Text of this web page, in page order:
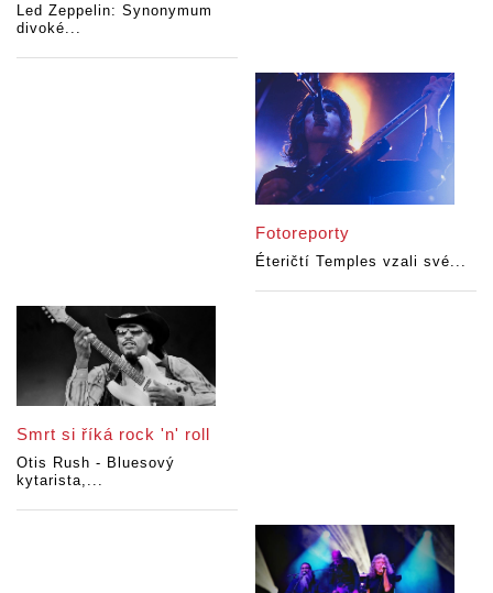
Led Zeppelin: Synonymum
divoké...
Fotoreporty
Éteričtí Temples vzali své...
Smrt si říká rock 'n' roll
Otis Rush - Bluesový
kytarista,...